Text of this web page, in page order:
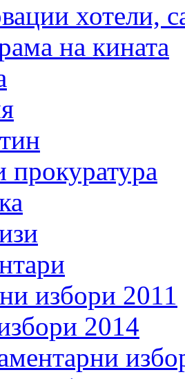
хотели,
на кината
прокуратура
избори 2011
2014